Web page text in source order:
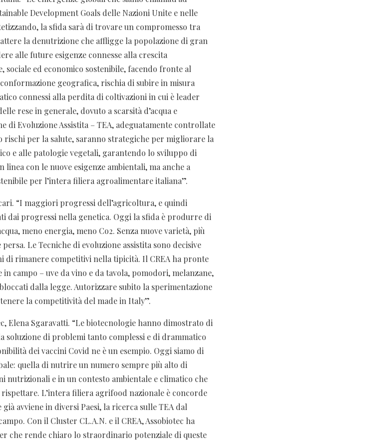
Development Goals delle Nazioni Unite e nelle
la sfida sarà di trovare un compromesso tra
la denutrizione che affligge la popolazione di gran
alle future esigenze connesse alla crescita
sociale ed economico sostenibile, facendo fronte al
geografica, rischia di subire in misura
connessi alla perdita di coltivazioni in cui è leader
rese in generale, dovuto a scarsità d’acqua e
di Evoluzione Assistita – TEA, adeguatamente controllate
per la salute, saranno strategiche per migliorare la
e alle patologie vegetali, garantendo lo sviluppo di
con le nuove esigenze ambientali, ma anche a
per l’intera filiera agroalimentare italiana”.
“I maggiori progressi dell’agricoltura, e quindi
dai progressi nella genetica. Oggi la sfida è produrre di
meno energia, meno Co2. Senza nuove varietà, più
Le Tecniche di evoluzione assistita sono decisive
rimanere competitivi nella tipicità. Il CREA ha pronte
campo – uve da vino e da tavola, pomodori, melanzane,
dalla legge. Autorizzare subito la sperimentazione
la competitività del made in Italy”.
Elena Sgaravatti. “Le biotecnologie hanno dimostrato di
di problemi tanto complessi e di drammatico
dei vaccini Covid ne è un esempio. Oggi siamo di
quella di nutrire un numero sempre più alto di
nutrizionali e in un contesto ambientale e climatico che
L’intera filiera agrifood nazionale è concorde
avviene in diversi Paesi, la ricerca sulle TEA dal
Con il Cluster CL.A.N. e il CREA, Assobiotec ha
che rende chiaro lo straordinario potenziale di queste